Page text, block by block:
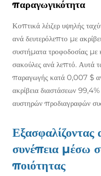
παραγωγικότητα
Κοπτικά λέιζερ υψηλής
ανά δευτερόλεπτο με
συστήματα τροφοδοσίας με
σακούλες ανά λεπτό. Αυτά
παραγωγής κατά 0,007 $
ακρίβεια διαστάσεων
αυστηρών προδιαγραφών
Εξασφαλίζοντας
συνέπεια μέσω
ποιότητας